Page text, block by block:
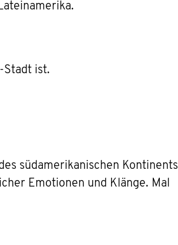
Stadt ist.
südamerikanischen Kontinents
Emotionen und Klänge. Mal